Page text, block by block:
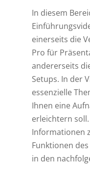
In diesem
einerseits die
Pro für
andererseits
Setups. In der
essenzielle
Ihnen eine
erleichtern
Informationen
Funktionen
in den